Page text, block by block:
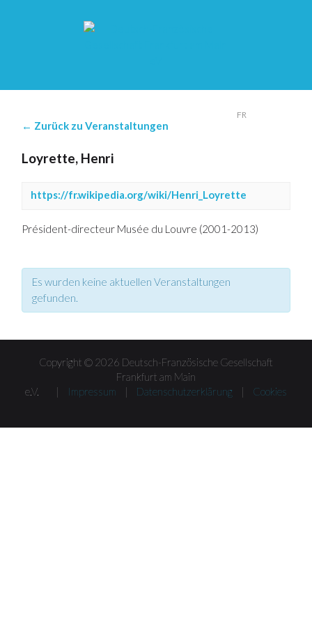
FR
← Zurück zu Veranstaltungen
Loyrette, Henri
https://fr.wikipedia.org/wiki/Henri_Loyrette
Président-directeur Musée du Louvre (2001-2013)
Es wurden keine aktuellen Veranstaltungen
gefunden.
Copyright © 2026 Deutsch-Französische Gesellschaft
Frankfurt am Main
e.V. |
Impressum | Datenschutzerklärung | Cookies